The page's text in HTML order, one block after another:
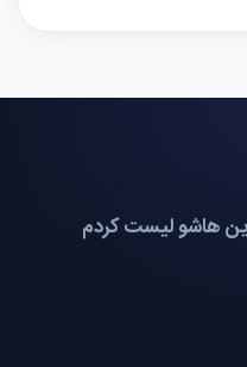
هاشو لیست کردم